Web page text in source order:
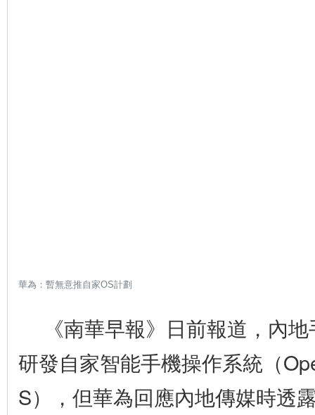
華為：暫無意推自家OS計劃
《南華早報》日前報道，內
研發自家智能手機操作系統（
S），但華為回應內地傳媒時透